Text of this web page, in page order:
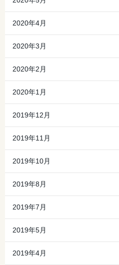
2020年4月
2020年3月
2020年2月
2020年1月
2019年12月
2019年11月
2019年10月
2019年8月
2019年7月
2019年5月
2019年4月